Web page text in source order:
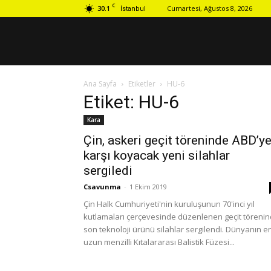
30.1 C İstanbul Cumartesi, Ağustos 8, 2026
Ana Sayfa Etiketler HU-6
Etiket: HU-6
Kara
Çin, askeri geçit töreninde ABD’ye
karşı koyacak yeni silahlar
sergiledi
Csavunma - 1 Ekim 2019
Çin Halk Cumhuriyeti'nin kuruluşunun 70'inci yıl
kutlamaları çerçevesinde düzenlenen geçit
son teknoloji ürünü silahlar sergilendi. Dünyanın
uzun menzilli Kıtalararası Balistik Füzesi...